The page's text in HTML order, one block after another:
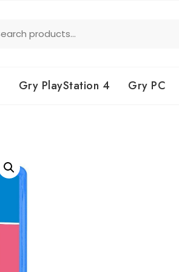
Gry PlayStation 4 Gry PC